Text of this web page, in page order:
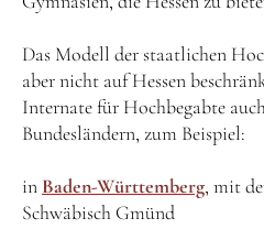
Das Modell der staatlichen
aber nicht auf Hessen
Internate für Hochbegabte
Bundesländern, zum Beispiel:
in Baden-Württemberg, mit
Schwäbisch Gmünd